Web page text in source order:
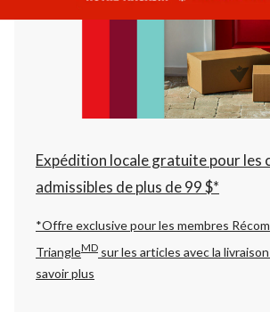
Fermeture
à
22:00
cliquer
pour
changer
Expédition locale gratuite pour les
admissibles de plus de 99 $*
*Offre exclusive pour les membres
TriangleMD sur les articles avec la
savoir plus